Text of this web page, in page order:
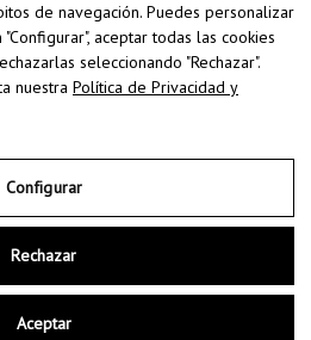
5D en Zaragoza - EcoBarriguitas
Mapa web
Accesibilidad
de navegación. Puedes personalizar
aceptar todas las cookies
seleccionando "Rechazar".
nuestra Política de Privacidad y
Configurar
Rechazar
Aceptar